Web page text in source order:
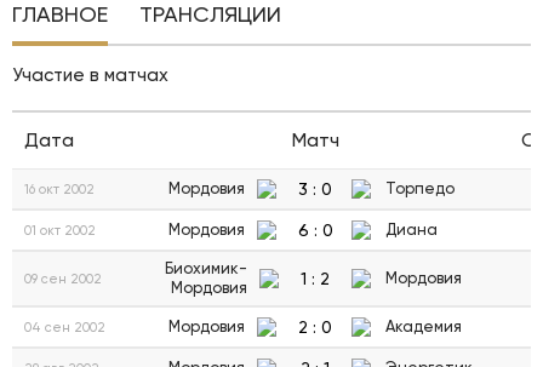
ГЛАВНОЕ ТРАНСЛЯЦИИ
Участие в матчах
Дата Матч
16 окт 2002 Мордовия 3 : 0 Торпедо
01 окт 2002 Мордовия 6 : 0 Диана
09 сен 2002
Биохимик-
Мордовия
1 : 2 Мордовия
04 сен 2002 Мордовия 2 : 0 Академия